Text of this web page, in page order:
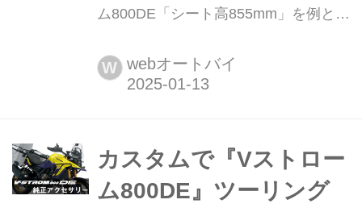
ム800DE「シート高855mm」を例とし
【SUZUKI Vストローム800DE インプ
レ・レビュー3 足つき性 編】 バイクと
『Vストローム800DE』もそういうバ
イクなのでしょうか......
W webオートバイ
カスタムで『Vストロー
ム800DE』ツーリング